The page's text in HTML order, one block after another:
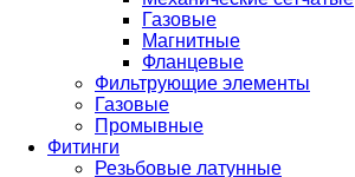
Газовые
Магнитные
Фланцевые
Фильтрующие элементы
Газовые
Промывные
Фитинги
Резьбовые латунные